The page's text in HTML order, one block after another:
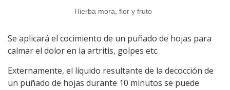
Hierba mora, flor y fruto
Se aplicará el cocimiento de un puñado de hojas para
calmar el dolor en la artritis, golpes etc.
Externamente, el líquido resultante de la decocción de
un puñado de hojas durante 10 minutos se puede